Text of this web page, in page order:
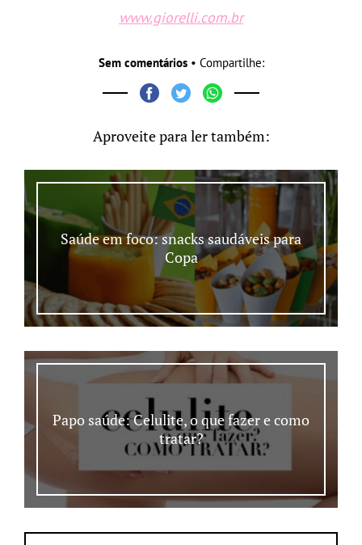
www.giorelli.com.br
Sem comentários• Compartilhe:
Aproveite para ler também:
Saúde em foco: snacks saudáveis para
Copa
Papo saúde: Celulite, o que fazer e como
tratar?